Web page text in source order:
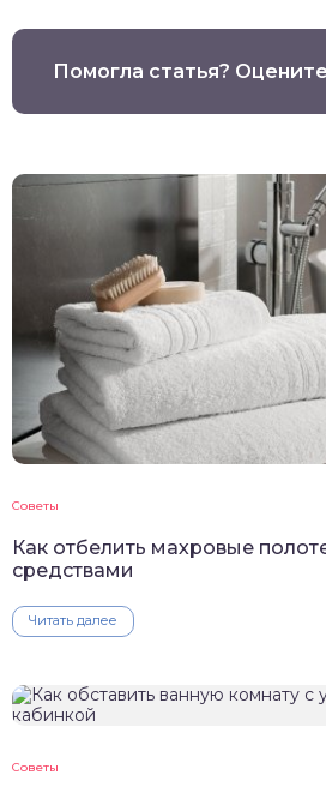
Помогла статья?
Советы
Как отбелить махровые
средствами
Читать далее
Советы